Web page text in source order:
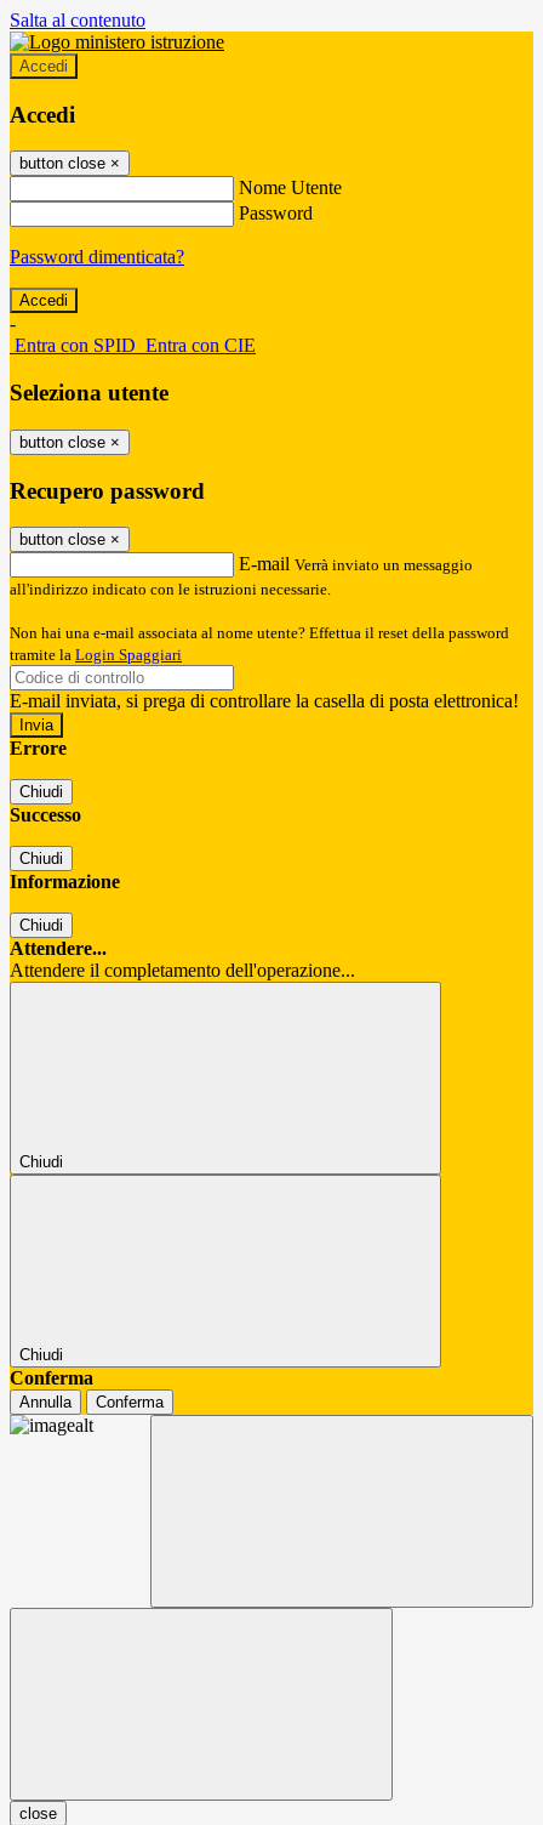
Salta al contenuto
Accedi
Accedi
button close ×
Nome Utente
Password
Password dimenticata?
-
Entra con SPID Entra con CIE
Seleziona utente
button close ×
Recupero password
button close ×
E-mail Verrà inviato un messaggio
all'indirizzo indicato con le istruzioni necessarie.
Non hai una e-mail associata al nome utente? Effettua il reset della password
tramite la Login Spaggiari
E-mail inviata, si prega di controllare la casella di posta elettronica!
Errore
Chiudi
Successo
Chiudi
Informazione
Chiudi
Attendere...
Attendere il completamento dell'operazione...
Chiudi
Chiudi
Conferma
Annulla Conferma
close